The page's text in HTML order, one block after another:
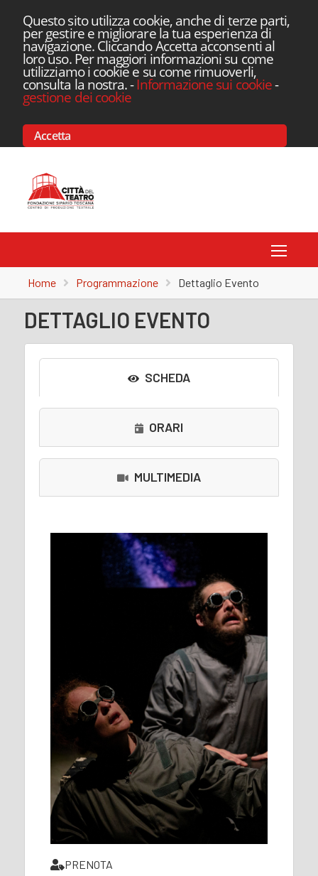
Questo sito utilizza cookie, anche di terze parti,
per gestire e migliorare la tua esperienza di
navigazione. Cliccando Accetta acconsenti al
loro uso. Per maggiori informazioni su come
utilizziamo i cookie e su come rimuoverli,
consulta la nostra.-Informazione sui cookie-
gestione dei cookie
Accetta
Home Programmazione Dettaglio Evento
DETTAGLIO EVENTO
SCHEDA
ORARI
MULTIMEDIA
PRENOTA